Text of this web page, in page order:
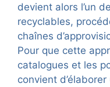
devient alors l’un
recyclables,
chaînes
Pour que cette
catalogues et les
convient